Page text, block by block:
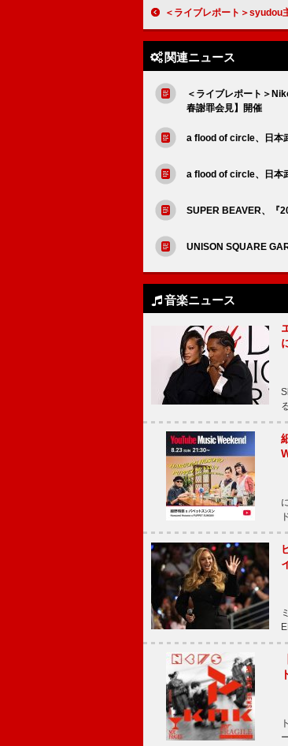
＜ライブレポート＞syudou主催【PENTATONIC】2日目レポート――Chevon／
関連ニュース
＜ライブレポート＞
春謝罪会見】開催
a flood of circle、日本
a flood of circle、日本
SUPER BEAVER、『
UNISON SQUARE
音楽ニュース